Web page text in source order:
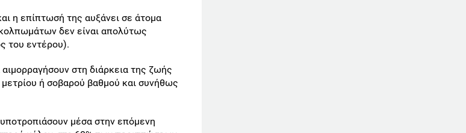
η επίπτωσή της αυξάνει σε άτομα
δεν είναι απολύτως
του εντέρου).
στη διάρκεια της ζωής
ή σοβαρού βαθμού και συνήθως
μέσα στην επόμενη